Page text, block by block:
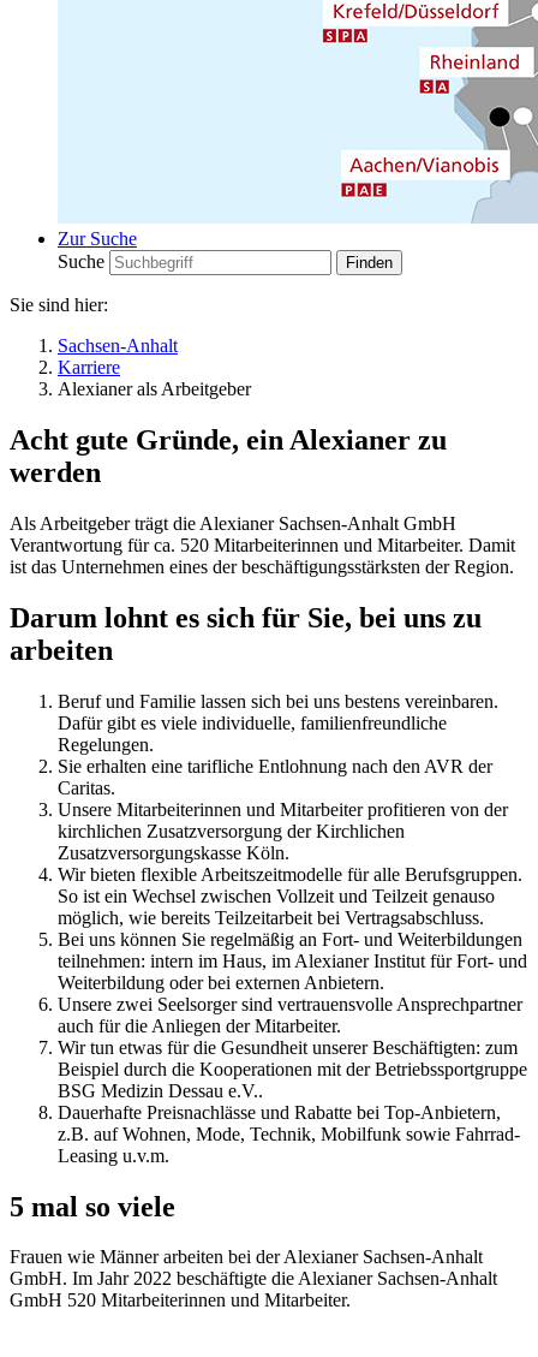
Zur Suche
Suche
Sie sind hier:
Sachsen-Anhalt
Karriere
Alexianer als Arbeitgeber
Acht gute Gründe, ein Alexianer zu
werden
Als Arbeitgeber trägt die Alexianer Sachsen-Anhalt GmbH
Verantwortung für ca. 520 Mitarbeiterinnen und Mitarbeiter. Damit
ist das Unternehmen eines der beschäftigungsstärksten der Region.
Darum lohnt es sich für Sie, bei uns zu
arbeiten
Beruf und Familie lassen sich bei uns bestens vereinbaren.
Dafür gibt es viele individuelle, familienfreundliche
Regelungen.
Sie erhalten eine tarifliche Entlohnung nach den AVR der
Caritas.
Unsere Mitarbeiterinnen und Mitarbeiter profitieren von der
kirchlichen Zusatzversorgung der Kirchlichen
Zusatzversorgungskasse Köln.
Wir bieten flexible Arbeitszeitmodelle für alle Berufsgruppen.
So ist ein Wechsel zwischen Vollzeit und Teilzeit genauso
möglich, wie bereits Teilzeitarbeit bei Vertragsabschluss.
Bei uns können Sie regelmäßig an Fort- und Weiterbildungen
teilnehmen: intern im Haus, im Alexianer Institut für Fort- und
Weiterbildung oder bei externen Anbietern.
Unsere zwei Seelsorger sind vertrauensvolle Ansprechpartner
auch für die Anliegen der Mitarbeiter.
Wir tun etwas für die Gesundheit unserer Beschäftigten: zum
Beispiel durch die Kooperationen mit der Betriebssportgruppe
BSG Medizin Dessau e.V..
Dauerhafte Preisnachlässe und Rabatte bei Top-Anbietern,
z.B. auf Wohnen, Mode, Technik, Mobilfunk sowie Fahrrad-
Leasing u.v.m.
5 mal so viele
Frauen wie Männer arbeiten bei der Alexianer Sachsen-Anhalt
GmbH. Im Jahr 2022 beschäftigte die Alexianer Sachsen-Anhalt
GmbH 520 Mitarbeiterinnen und Mitarbeiter.